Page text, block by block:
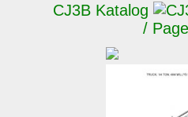
CJ3B Katalog
/